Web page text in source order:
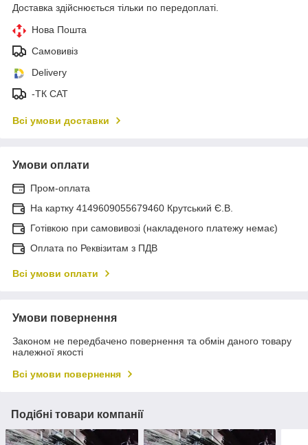
Доставка здійснюється тільки по передоплаті.
Нова Пошта
Самовивіз
Delivery
-ТК САТ
Всі умови доставки
Умови оплати
Пром-оплата
На картку 4149609055679460 Крутський Є.В.
Готівкою при самовивозі (накладеного платежу немає)
Оплата по Реквізитам з ПДВ
Всі умови оплати
Умови повернення
Законом не передбачено повернення та обмін даного товару
належної якості
Всі умови повернення
Подібні товари компанії